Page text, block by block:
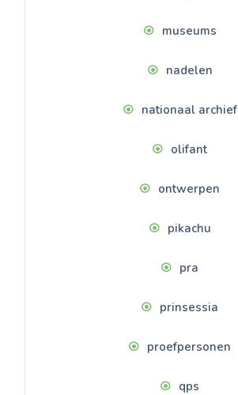
museums
nadelen
nationaal archief
olifant
ontwerpen
pikachu
pra
prinsessia
proefpersonen
qps